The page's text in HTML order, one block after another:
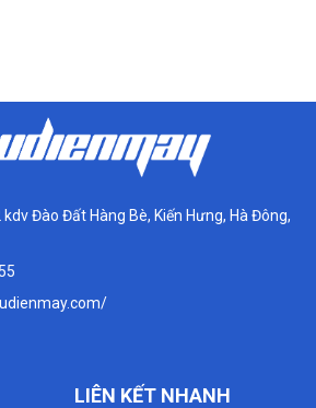
kdv Đào Đất Hàng Bè, Kiến Hưng, Hà Đông,
LIÊN KẾT NHANH